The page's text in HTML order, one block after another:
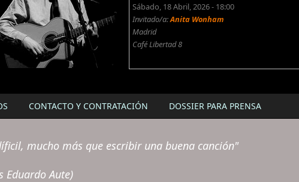
Sábado, 18 Abril, 2026 - 18:00
Invitado/a:Anita Wonham
Madrid
Café Libertad 8
CONTACTO Y CONTRATACIÓN DOSSIER PARA PRENSA
mucho más que escribir una buena canción"
Eduardo Aute)